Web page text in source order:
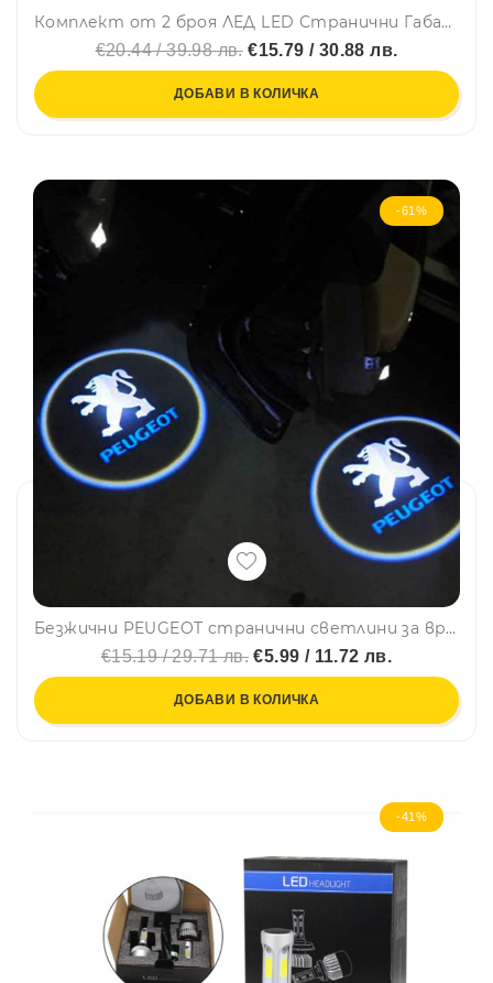
Комплект от 2 броя ЛЕД LED Странични Габарити Габаритни Светлини Тип Рогче с Неон Ефект за Камион Ремарке Тир Бус Ван Каравана и др. 12-24V оранжево
€20.44 / 39.98 лв.€15.79 / 30.88 лв.
ДОБАВИ В КОЛИЧКА
-61%
Безжични PEUGEOT странични светлини за врата на кола, 2 броя, LED лого
€15.19 / 29.71 лв. €5.99 / 11.72 лв.
ДОБАВИ В КОЛИЧКА
-41%